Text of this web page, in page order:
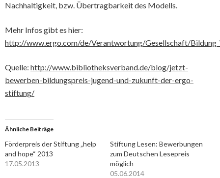
Nachhaltigkeit, bzw. Übertragbarkeit des Modells.
Mehr Infos gibt es hier:
http://www.ergo.com/de/Verantwortung/Gesellschaft/
Quelle: http://www.bibliotheksverband.de/blog/jetzt-
bewerben-bildungspreis-jugend-und-zukunft-der-ergo-
stiftung/
Ähnliche Beiträge
Förderpreis der Stiftung „help
and hope“ 2013
17.05.2013
Stiftung Lesen: Bewerbungen
zum Deutschen Lesepreis
möglich
05.06.2014